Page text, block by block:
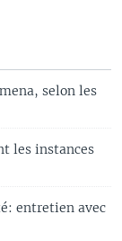
selon les
les instances
entretien avec